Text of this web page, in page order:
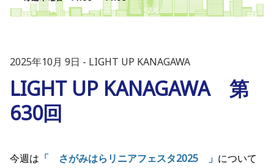
2025年10月 9日 LIGHT UP KANAGAWA
LIGHT UP KANAGAWA 第
630回
今週は 「 さがみはらリニアフェスタ2025 」 について